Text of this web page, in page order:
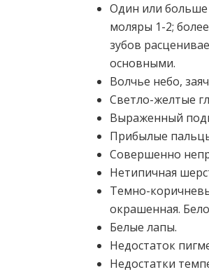
Один или
моляры 1-2;
зубов
основными.
Волчье небо,
Светло-желтые
Выраженный
Прибылые
Совершенно
Нетипичная
Темно-
окрашенная.
Белые лапы.
Недостаток
Недостатки